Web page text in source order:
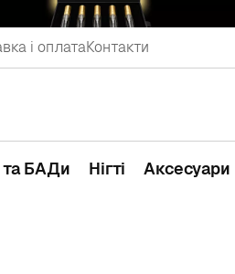
і оплатаКонтакти
та БАДи Нігті Аксесуари